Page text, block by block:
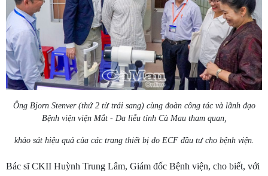
Ông Bjorn Stenver (thứ 2 từ trái sang) cùng đoàn công tác và lãnh đạo
Bệnh viện viện Mắt - Da liễu tỉnh Cà Mau tham quan,
khảo sát hiệu quả của các trang thiết bị do ECF đầu tư cho bệnh viện.
Bác sĩ CKII Huỳnh Trung Lâm, Giám đốc Bệnh viện, cho biết, với